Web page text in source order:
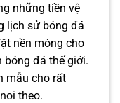
những tiền vệ
lịch sử bóng đá
nền móng cho
bóng đá thế giới.
mẫu cho rất
theo.